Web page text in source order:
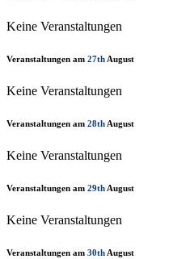
Keine Veranstaltungen
Veranstaltungen am 27th August
Keine Veranstaltungen
Veranstaltungen am 28th August
Keine Veranstaltungen
Veranstaltungen am 29th August
Keine Veranstaltungen
Veranstaltungen am 30th August